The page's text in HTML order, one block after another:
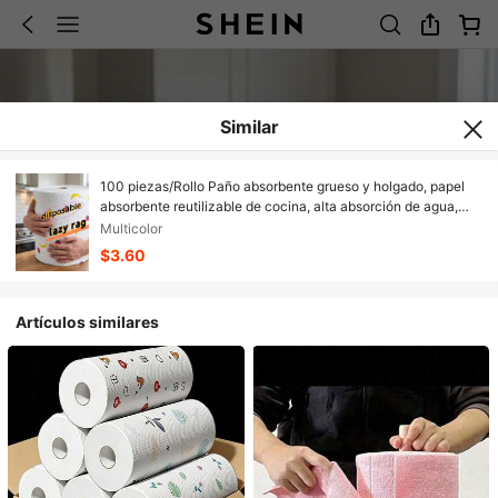
Similar
100 piezas/Rollo Paño absorbente grueso y holgado, papel
absorbente reutilizable de cocina, alta absorción de agua,
diseño grueso, súper desengrasante, reemplazando el paño
de cocina tradicional | Uso dual seco y húmedo, sin grasa, sin
pelusa, sin residuos
Multicolor
$3.60
Artículos similares